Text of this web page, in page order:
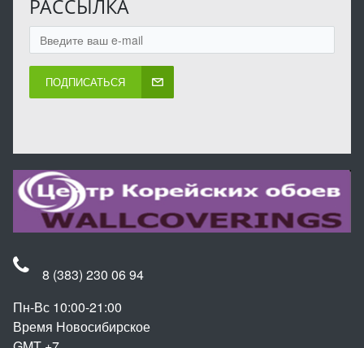
РАССЫЛКА
ПОДПИСАТЬСЯ
8 (383) 230 06 94
Пн-Вс 10:00-21:00
Время Новосибирское